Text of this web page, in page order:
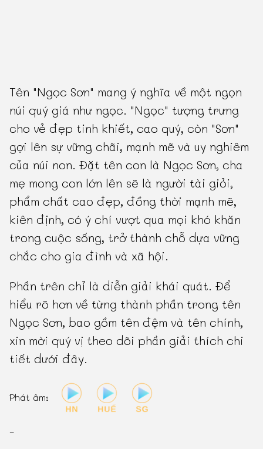
Tên "Ngọc Sơn" mang ý nghĩa về một ngọn
núi quý giá như ngọc. "Ngọc" tượng trưng
cho vẻ đẹp tinh khiết, cao quý, còn "Sơn"
gợi lên sự vững chãi, mạnh mẽ và uy nghiêm
của núi non. Đặt tên con là Ngọc Sơn, cha
mẹ mong con lớn lên sẽ là người tài giỏi,
phẩm chất cao đẹp, đồng thời mạnh mẽ,
kiên định, có ý chí vượt qua mọi khó khăn
trong cuộc sống, trở thành chỗ dựa vững
chắc cho gia đình và xã hội.
Phần trên chỉ là diễn giải khái quát. Để
hiểu rõ hơn về từng thành phần trong tên
Ngọc Sơn, bao gồm tên đệm và tên chính,
xin mời quý vị theo dõi phần giải thích chi
tiết dưới đây.
Phát âm:
-